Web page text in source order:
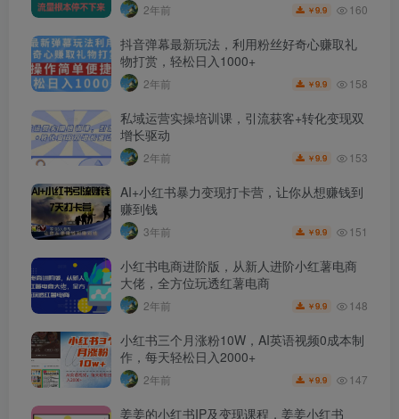
2年前 ￥9.9 160
抖音弹幕最新玩法，利用粉丝好奇心赚取礼
物打赏，轻松日入1000+
2年前 ￥9.9 158
私域运营实操培训课，引流获客+转化变现双
增长驱动
2年前 ￥9.9 153
AI+小红书暴力变现打卡营，让你从想赚钱到
赚到钱
3年前 ￥9.9 151
小红书电商进阶版，从新人进阶小红薯电商
大佬，全方位玩透红薯电商
2年前 ￥9.9 148
小红书三个月涨粉10W，AI英语视频0成本制
作，每天轻松日入2000+
2年前 ￥9.9 147
姜姜的小红书IP及变现课程，姜姜小红书